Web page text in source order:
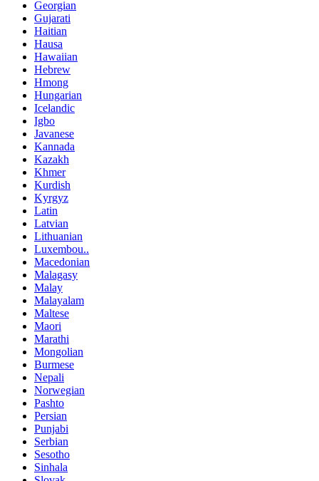
Georgian
Gujarati
Haitian
Hausa
Hawaiian
Hebrew
Hmong
Hungarian
Icelandic
Igbo
Javanese
Kannada
Kazakh
Khmer
Kurdish
Kyrgyz
Latin
Latvian
Lithuanian
Luxembou..
Macedonian
Malagasy
Malay
Malayalam
Maltese
Maori
Marathi
Mongolian
Burmese
Nepali
Norwegian
Pashto
Persian
Punjabi
Serbian
Sesotho
Sinhala